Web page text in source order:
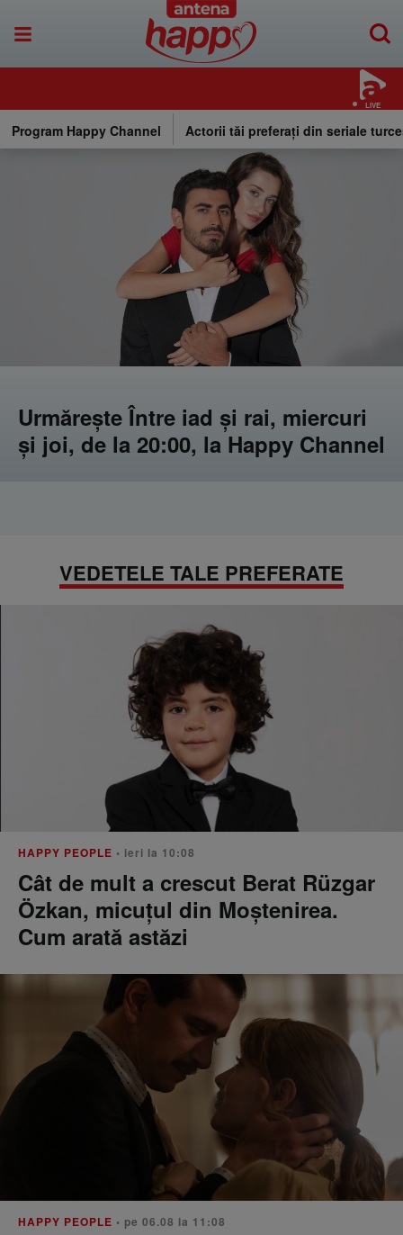
LIVE
Program Happy Channel Actorii tăi preferați din seriale
Urmărește Între iad și rai, miercuri
și joi, de la 20:00, la Happy Channel
VEDETELE TALE PREFERATE
HAPPY PEOPLE • ieri la 10:08
Cât de mult a crescut Berat Rüzgar
Özkan, micuțul din Moștenirea.
Cum arată astăzi
HAPPY PEOPLE • pe 06.08 la 11:08